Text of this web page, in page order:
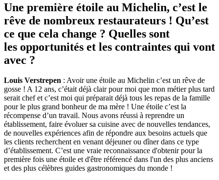
Une première étoile au Michelin, c’est le
rêve de nombreux restaurateurs ! Qu’est
ce que cela change ? Quelles sont
les opportunités et les contraintes qui vont
avec ?
Louis Verstrepen : Avoir une étoile au Michelin c’est un rêve de
gosse ! A 12 ans, c’était déjà clair pour moi que mon métier plus tard
serait chef et c’est moi qui préparait déjà tous les repas de la famille
pour le plus grand bonheur de ma mère ! Une étoile c’est la
récompense d’un travail. Nous avons réussi à reprendre un
établissement, faire évoluer sa cuisine avec de nouvelles tendances,
de nouvelles expériences afin de répondre aux besoins actuels que
les clients recherchent en venant déjeuner ou dîner dans ce type
d’établissement. C’est une vraie reconnaissance d'obtenir pour la
première fois une étoile et d'être référencé dans l'un des plus anciens
et des plus célèbres guides gastronomiques du monde !